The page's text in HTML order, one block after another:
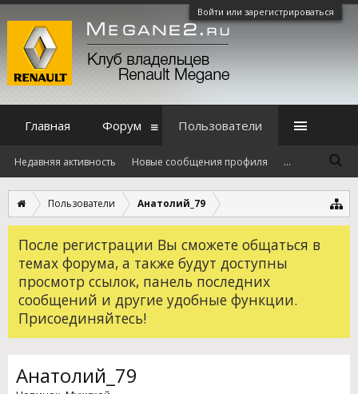
Войти или зарегистрироваться
Пользователи Анатолий_79
После регистрации Вы сможете общаться в
темах форума, а также будут доступны
просмотр ссылок, панель последних
сообщений и другие удобные функции.
Присоединяйтесь!
Анатолий_79
Главная Форум Пользователи
Недавняя активность Новые сообщения профиля ...